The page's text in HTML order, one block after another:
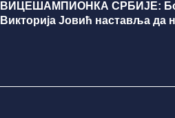
ВИЦЕШАМПИОНКА СРБИЈЕ:
Викторија Јовић наставља да